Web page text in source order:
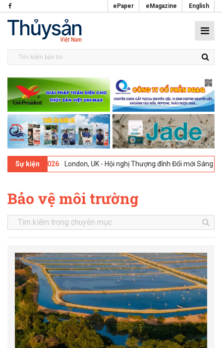
ePaper eMagazine English
Sự kiện
02-2026 London, UK - Hội nghị Thượng đỉnh Đổi mới Sáng tạo
Bảo vệ môi trường